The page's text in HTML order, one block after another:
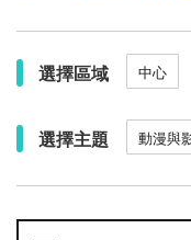
選擇區域 中心
選擇主題 動漫與